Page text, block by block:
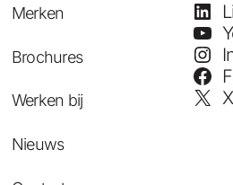
Merken
Brochures
Werken bij
Nieuws
X